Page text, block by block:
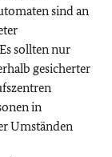
sind an
sollten nur
gesicherter
in
Umständen